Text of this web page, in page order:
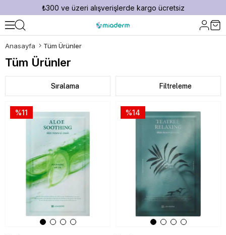
₺300 ve üzeri alışverişlerde kargo ücretsiz
Anasayfa Tüm Ürünler
Tüm Ürünler
Filtreleme
Sıralama
%11 %14